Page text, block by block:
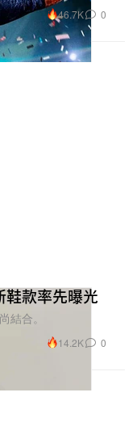
46.7K 0
款率先曝光
結合。
14.2K 0